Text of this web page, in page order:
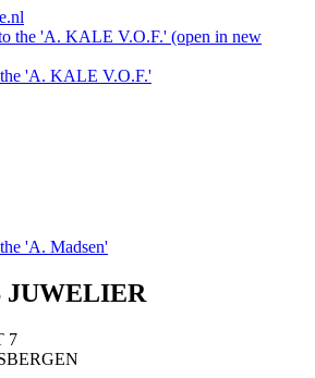
the 'A. KALE V.O.F.' (open in new
'A. KALE V.O.F.'
'A. Madsen'
JUWELIER
7